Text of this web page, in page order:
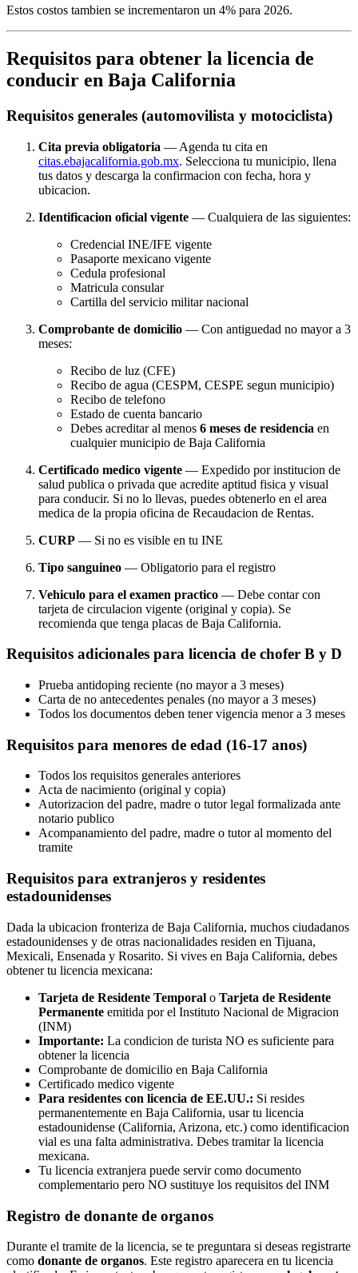
Estos costos tambien se incrementaron un 4% para 2026.
Requisitos para obtener la licencia de
conducir en Baja California
Requisitos generales (automovilista y motociclista)
Cita previa obligatoria — Agenda tu cita en
citas.ebajacalifornia.gob.mx. Selecciona tu municipio, llena
tus datos y descarga la confirmacion con fecha, hora y
ubicacion.
Identificacion oficial vigente — Cualquiera de las siguientes:
Credencial INE/IFE vigente
Pasaporte mexicano vigente
Cedula profesional
Matricula consular
Cartilla del servicio militar nacional
Comprobante de domicilio — Con antiguedad no mayor a 3
meses:
Recibo de luz (CFE)
Recibo de agua (CESPM, CESPE segun municipio)
Recibo de telefono
Estado de cuenta bancario
Debes acreditar al menos 6 meses de residencia en
cualquier municipio de Baja California
Certificado medico vigente — Expedido por institucion de
salud publica o privada que acredite aptitud fisica y visual
para conducir. Si no lo llevas, puedes obtenerlo en el area
medica de la propia oficina de Recaudacion de Rentas.
CURP — Si no es visible en tu INE
Tipo sanguineo — Obligatorio para el registro
Vehiculo para el examen practico — Debe contar con
tarjeta de circulacion vigente (original y copia). Se
recomienda que tenga placas de Baja California.
Requisitos adicionales para licencia de chofer B y D
Prueba antidoping reciente (no mayor a 3 meses)
Carta de no antecedentes penales (no mayor a 3 meses)
Todos los documentos deben tener vigencia menor a 3 meses
Requisitos para menores de edad (16-17 anos)
Todos los requisitos generales anteriores
Acta de nacimiento (original y copia)
Autorizacion del padre, madre o tutor legal formalizada ante
notario publico
Acompanamiento del padre, madre o tutor al momento del
tramite
Requisitos para extranjeros y residentes
estadounidenses
Dada la ubicacion fronteriza de Baja California, muchos ciudadanos
estadounidenses y de otras nacionalidades residen en Tijuana,
Mexicali, Ensenada y Rosarito. Si vives en Baja California, debes
obtener tu licencia mexicana:
Tarjeta de Residente Temporal o Tarjeta de Residente
Permanente emitida por el Instituto Nacional de Migracion
(INM)
Importante: La condicion de turista NO es suficiente para
obtener la licencia
Comprobante de domicilio en Baja California
Certificado medico vigente
Para residentes con licencia de EE.UU.: Si resides
permanentemente en Baja California, usar tu licencia
estadounidense (California, Arizona, etc.) como identificacion
vial es una falta administrativa. Debes tramitar la licencia
mexicana.
Tu licencia extranjera puede servir como documento
complementario pero NO sustituye los requisitos del INM
Registro de donante de organos
Durante el tramite de la licencia, se te preguntara si deseas registrarte
como donante de organos. Este registro aparecera en tu licencia